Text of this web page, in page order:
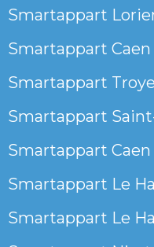
Smartappart
Smartappart Caen
Smartappart
Smartappart
Smartappart
Smartappart Le
Smartappart Le